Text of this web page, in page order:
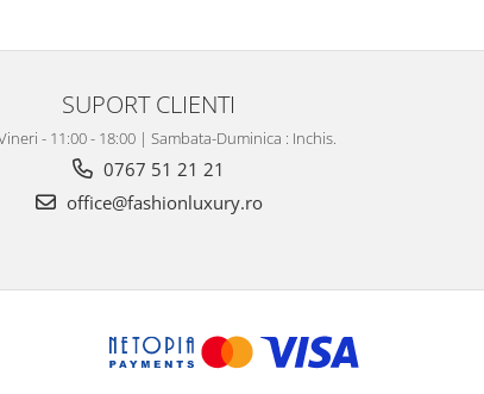
SUPORT CLIENTI
- 11:00 - 18:00 | Sambata-Duminica : Inchis.
0767 51 21 21
office@fashionluxury.ro